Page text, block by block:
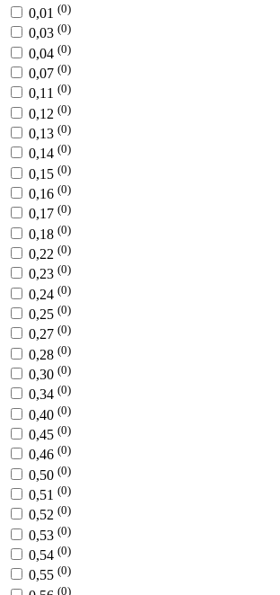
0,01 (0)
0,03 (0)
0,04 (0)
0,07 (0)
0,11 (0)
0,12 (0)
0,13 (0)
0,14 (0)
0,15 (0)
0,16 (0)
0,17 (0)
0,18 (0)
0,22 (0)
0,23 (0)
0,24 (0)
0,25 (0)
0,27 (0)
0,28 (0)
0,30 (0)
0,34 (0)
0,40 (0)
0,45 (0)
0,46 (0)
0,50 (0)
0,51 (0)
0,52 (0)
0,53 (0)
0,54 (0)
0,55 (0)
(0)